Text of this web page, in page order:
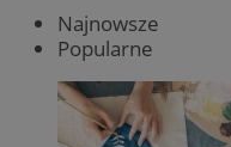
Najnowsze
Popularne